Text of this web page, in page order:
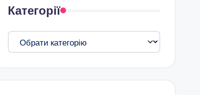
Категорії
Категорії